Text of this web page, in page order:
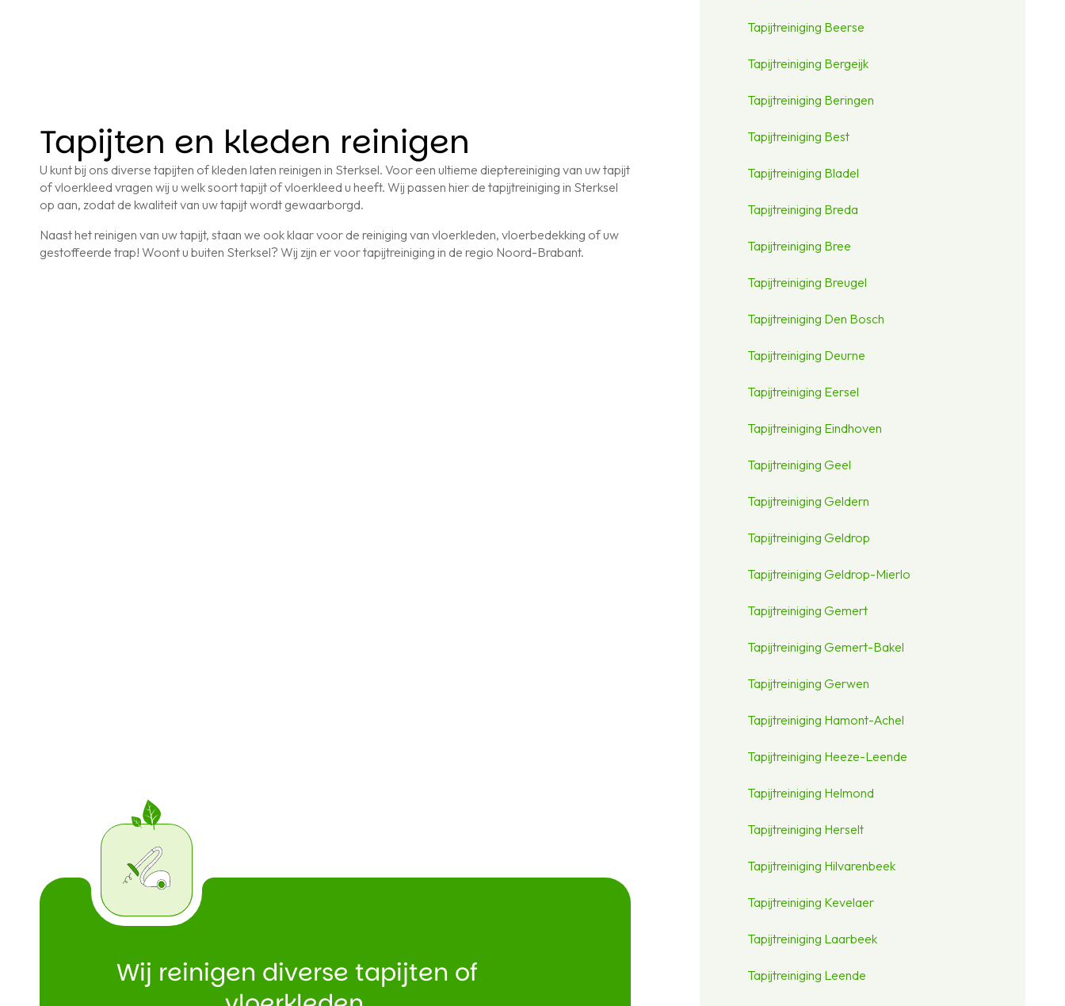
Tapijten en kleden reinigen
U kunt bij ons diverse tapijten of kleden laten reinigen in Sterksel. Voor een ultieme dieptereiniging van uw tapijt
of vloerkleed vragen wij u welk soort tapijt of vloerkleed u heeft. Wij passen hier de tapijtreiniging in Sterksel
op aan, zodat de kwaliteit van uw tapijt wordt gewaarborgd.
Naast het reinigen van uw tapijt, staan we ook klaar voor de reiniging van vloerkleden, vloerbedekking of uw
gestoffeerde trap! Woont u buiten Sterksel? Wij zijn er voor tapijtreiniging in de regio Noord-Brabant.
Wij reinigen diverse tapijten of
Tapijtreiniging Beerse
Tapijtreiniging Bergeijk
Tapijtreiniging Beringen
Tapijtreiniging Best
Tapijtreiniging Bladel
Tapijtreiniging Breda
Tapijtreiniging Bree
Tapijtreiniging Breugel
Tapijtreiniging Den Bosch
Tapijtreiniging Deurne
Tapijtreiniging Eersel
Tapijtreiniging Eindhoven
Tapijtreiniging Geel
Tapijtreiniging Geldern
Tapijtreiniging Geldrop
Tapijtreiniging Geldrop-Mierlo
Tapijtreiniging Gemert
Tapijtreiniging Gemert-Bakel
Tapijtreiniging Gerwen
Tapijtreiniging Hamont-Achel
Tapijtreiniging Heeze-Leende
Tapijtreiniging Helmond
Tapijtreiniging Herselt
Tapijtreiniging Hilvarenbeek
Tapijtreiniging Kevelaer
Tapijtreiniging Laarbeek
Tapijtreiniging Leende